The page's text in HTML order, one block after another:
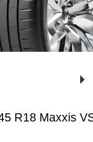
R18 Maxxis